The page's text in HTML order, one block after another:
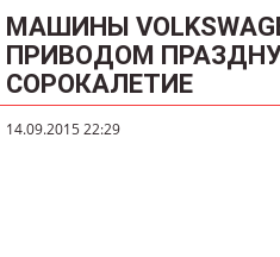
МАШИНЫ
ПРИВОДОМ
СОРОКАЛЕТИЕ
14.09.2015 22:29